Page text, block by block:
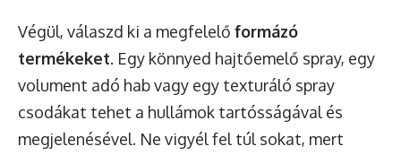
Végül, válaszd ki a megfelelő formázó
termékeket. Egy könnyed hajtőemelő spray, egy
volument adó hab vagy egy texturáló spray
csodákat tehet a hullámok tartósságával és
megjelenésével. Ne vigyél fel túl sokat, mert